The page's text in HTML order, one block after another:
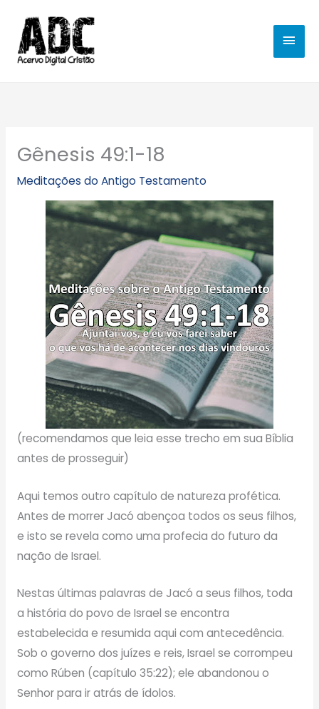
para
conteúdo
Gênesis 49:1-18
Meditações do Antigo Testamento
(recomendamos que leia esse trecho em sua Bíblia
antes de prosseguir)
Aqui temos outro capítulo de natureza profética.
Antes de morrer Jacó abençoa todos os seus filhos,
e isto se revela como uma profecia do futuro da
nação de Israel.
Nestas últimas palavras de Jacó a seus filhos, toda
a história do povo de Israel se encontra
estabelecida e resumida aqui com antecedência.
Sob o governo dos juízes e reis, Israel se corrompeu
como Rúben (capítulo 35:22); ele abandonou o
Senhor para ir atrás de ídolos.